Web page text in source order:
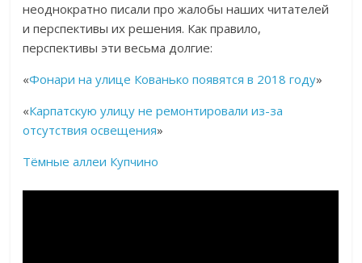
неоднократно писали про жалобы наших читателей
и перспективы их решения. Как правило,
перспективы эти весьма долгие:
«Фонари на улице Кованько появятся в 2018 году»
«Карпатскую улицу не ремонтировали из-за
отсутствия освещения»
Тёмные аллеи Купчино